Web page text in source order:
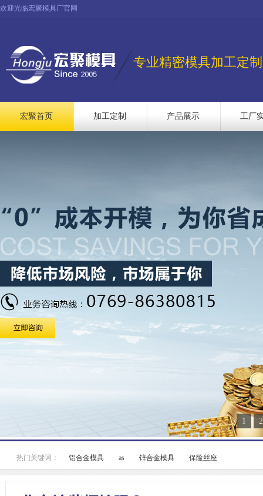
欢迎光临宏聚模具厂官网
专业精密模具加工定制
宏聚首页 加工定制 产品展示 工厂
1 2
热门关键词： 铝合金模具 as 锌合金模具 保险丝座